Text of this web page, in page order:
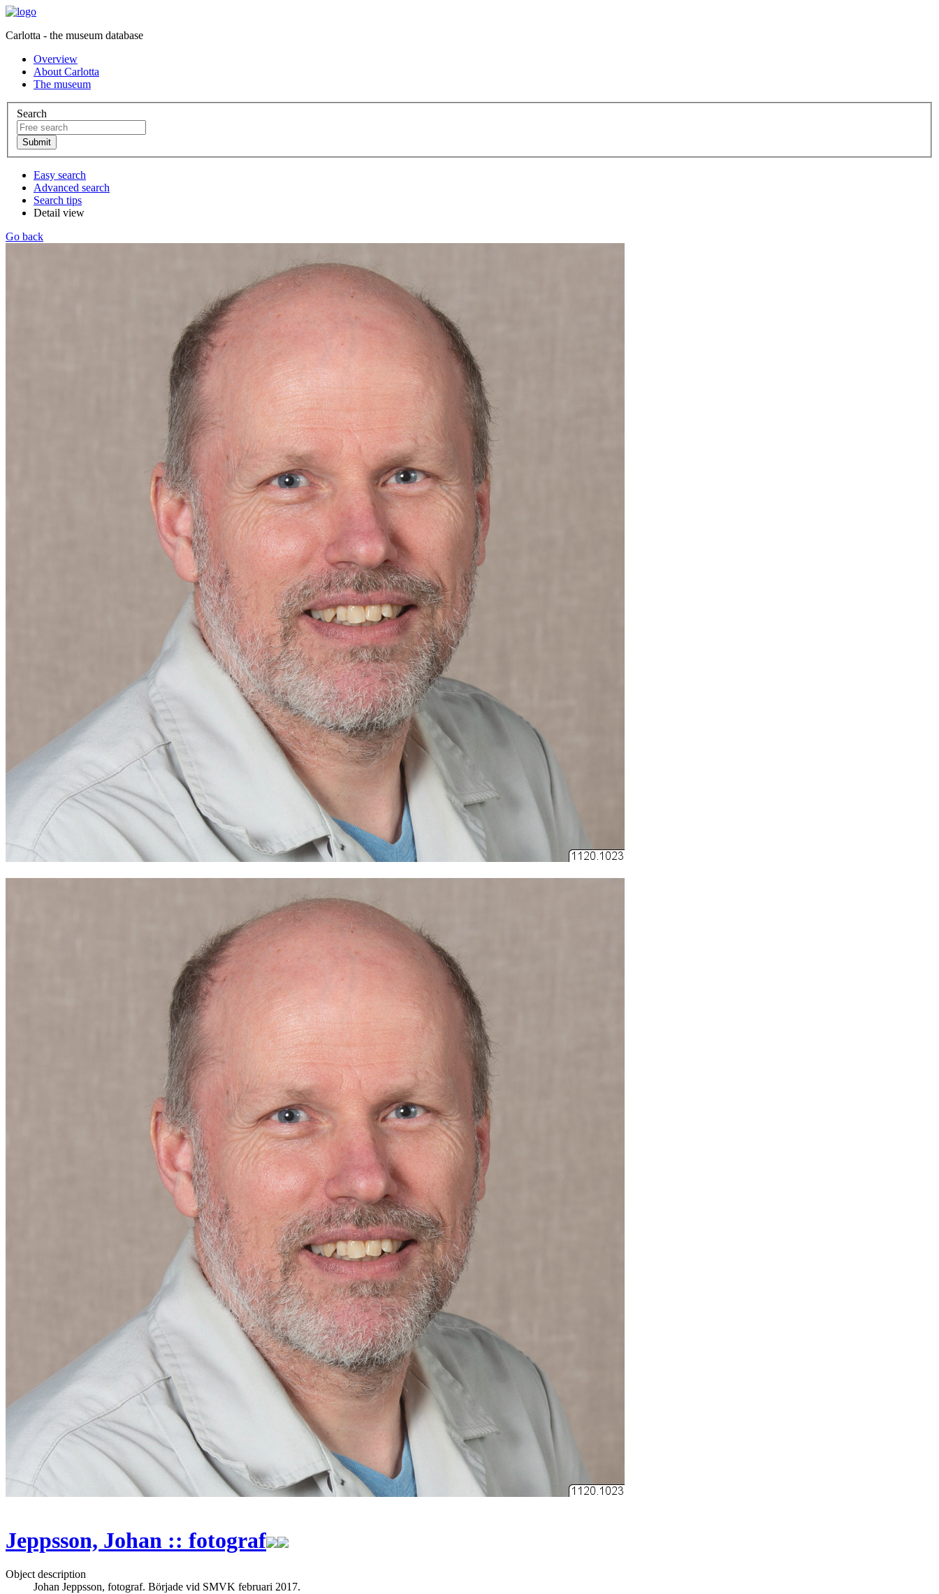
Carlotta - the museum database
Overview
About Carlotta
The museum
Search
Easy search
Advanced search
Search tips
Detail view
Go back
Jeppsson, Johan :: fotograf
Object description
Johan Jeppsson, fotograf. Började vid SMVK februari 2017.